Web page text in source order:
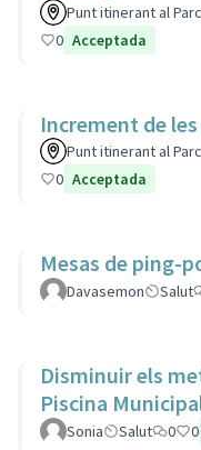
Punt itinerant al
0 Acceptada
Increment de
Punt itinerant al
0 Acceptada
Mesas de ping-
Davasemon Salut
Disminuir els
Piscina
Sonia Salut 0 0